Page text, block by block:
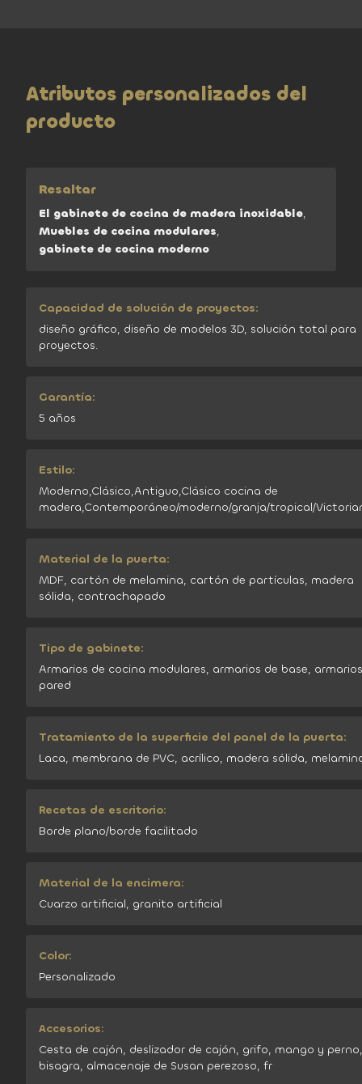
Atributos personalizados del
producto
Resaltar
El gabinete de cocina de madera inoxidable,
Muebles de cocina modulares,
gabinete de cocina moderno
Capacidad de solución de proyectos:
diseño gráfico, diseño de modelos 3D, solución total para
proyectos.
Garantía:
5 años
Estilo:
Moderno,Clásico,Antiguo,Clásico cocina de
madera,Contemporáneo/moderno/granja/tropical/
Material de la puerta:
MDF, cartón de melamina, cartón de partículas, madera
sólida, contrachapado
Tipo de gabinete:
Armarios de cocina modulares, armarios de base,
pared
Tratamiento de la superficie del panel de la puerta:
Laca, membrana de PVC, acrílico, madera sólida,
Recetas de escritorio:
Borde plano/borde facilitado
Material de la encimera:
Cuarzo artificial, granito artificial
Color:
Personalizado
Accesorios:
Cesta de cajón, deslizador de cajón, grifo, mango y perno,
bisagra, almacenaje de Susan perezoso, fr